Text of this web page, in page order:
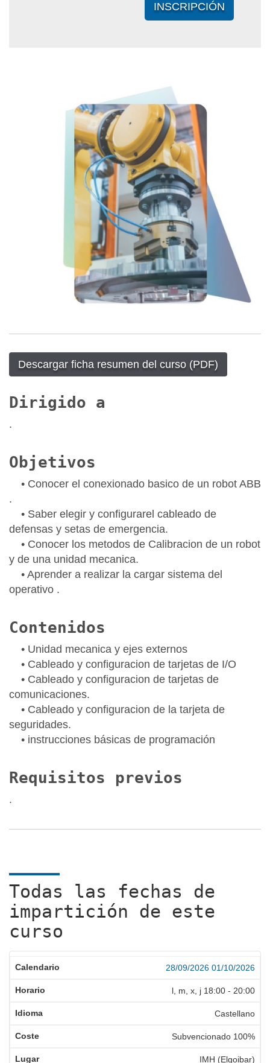
INSCRIPCIÓN
Descargar ficha resumen del curso (PDF)
Dirigido a
.
Objetivos
• Conocer el conexionado basico de un robot ABB
.
• Saber elegir y configurarel cableado de
defensas y setas de emergencia.
• Conocer los metodos de Calibracion de un robot
y de una unidad mecanica.
• Aprender a realizar la cargar sistema del
operativo .
Contenidos
• Unidad mecanica y ejes externos
• Cableado y configuracion de tarjetas de I/O
• Cableado y configuracion de tarjetas de
comunicaciones.
• Cableado y configuracion de la tarjeta de
seguridades.
• instrucciones básicas de programación
Requisitos previos
.
Todas las fechas de
impartición de este
curso
28/09/2026 01/10/2026
l, m, x, j 18:00 - 20:00
Castellano
Subvencionado 100%
IMH (Elgoibar)